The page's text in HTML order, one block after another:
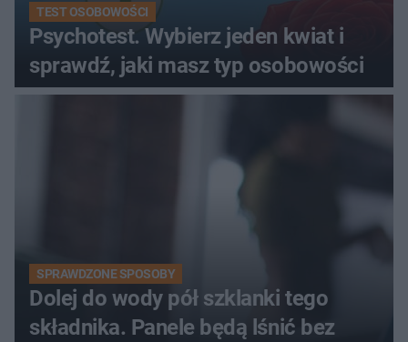
TEST OSOBOWOŚCI
Psychotest. Wybierz jeden kwiat i
sprawdź, jaki masz typ osobowości
SPRAWDZONE SPOSOBY
Dolej do wody pół szklanki tego
składnika. Panele będą lśnić bez